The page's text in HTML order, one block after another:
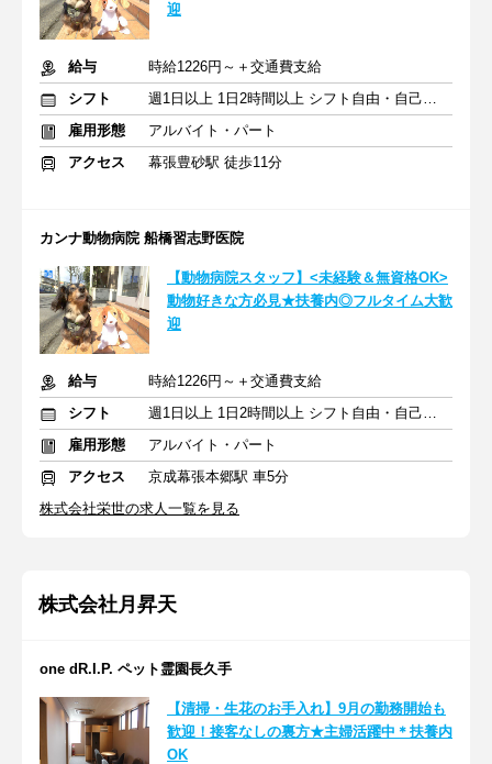
迎
給与
時給1226円～＋交通費支給
シフト
週1日以上 1日2時間以上 シフト自由・自己申告
雇用形態
アルバイト・パート
アクセス
幕張豊砂駅 徒歩11分
カンナ動物病院 船橋習志野医院
【動物病院スタッフ】<未経験＆無資格OK>
動物好きな方必見★扶養内◎フルタイム大歓
迎
給与
時給1226円～＋交通費支給
シフト
週1日以上 1日2時間以上 シフト自由・自己申告
雇用形態
アルバイト・パート
アクセス
京成幕張本郷駅 車5分
株式会社栄世の求人一覧を見る
株式会社月昇天
one dR.I.P. ペット霊園長久手
【清掃・生花のお手入れ】9月の勤務開始も
歓迎！接客なしの裏方★主婦活躍中＊扶養内
OK